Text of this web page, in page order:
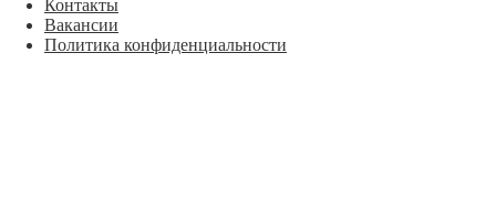
Контакты
Вакансии
Политика конфиденциальности